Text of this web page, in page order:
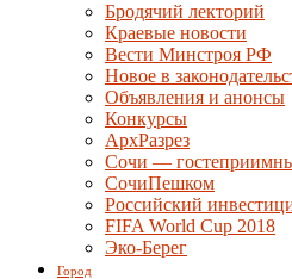
Бродячий лекторий
Краевые новости
Вести Минстроя РФ
Новое в
Объявления и анонсы
Конкурсы
АрхРазрез
Сочи —
СочиПешком
Российский
FIFA World Cup 2018
Эко-Берег
Город